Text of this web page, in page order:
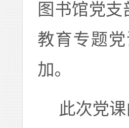
图书馆党
教育专题
加。
此次党